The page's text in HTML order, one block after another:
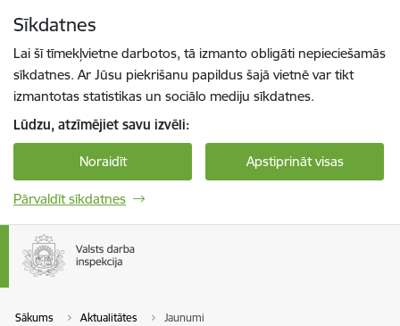
Sīkdatnes
Lai šī tīmekļvietne darbotos, tā izmanto obligāti nepieciešamās
sīkdatnes. Ar Jūsu piekrišanu papildus šajā vietnē var tikt
izmantotas statistikas un sociālo mediju sīkdatnes.
Lūdzu, atzīmējiet savu izvēli:
Noraidīt Apstiprināt visas
Pārvaldīt sīkdatnes
Sākums Aktualitātes Jaunumi